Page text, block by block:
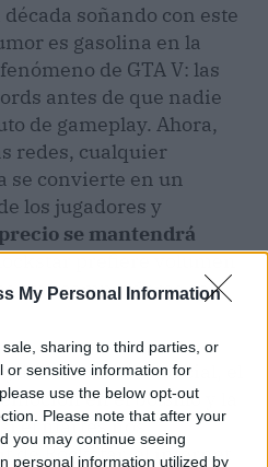
My Personal Information
sharing to third parties, or
or sensitive information for
use the below opt-out
Please note that after your
you may continue seeing
personal information utilized by
soñando con este
es gasolina en la
de GTA V: las
antes de que nadie
de gameplay. Ahora,
redes, cualquier
se convierte en un
los jugadores y
se mantendrá
prefiere volumen
compradores con
confirmación oficial, el
en el bolsillo y la
el martes nos
de Rockstar, el internet